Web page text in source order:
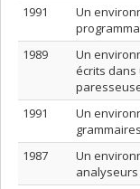
1991
Un
1989
Un
écrits
1991
Un
1987
Un